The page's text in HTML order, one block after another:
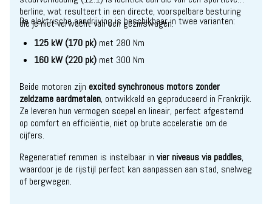
berline, wat resulteert in een directe, voorspelbare besturing
die je niet verwacht van een gezinswagen.
De elektrische aandrijving is beschikbaar in twee varianten:
125 kW (170 pk) met 280 Nm
160 kW (220 pk) met 300 Nm
Beide motoren zijn excited synchronous motors zonder
zeldzame aardmetalen, ontwikkeld en geproduceerd in Frankrijk.
Ze leveren hun vermogen soepel en lineair, perfect afgestemd
op comfort en efficiëntie, niet op brute acceleratie om de
cijfers.
Regeneratief remmen is instelbaar in vier niveaus via paddles,
waardoor je de rijstijl perfect kan aanpassen aan stad, snelweg
of bergwegen.